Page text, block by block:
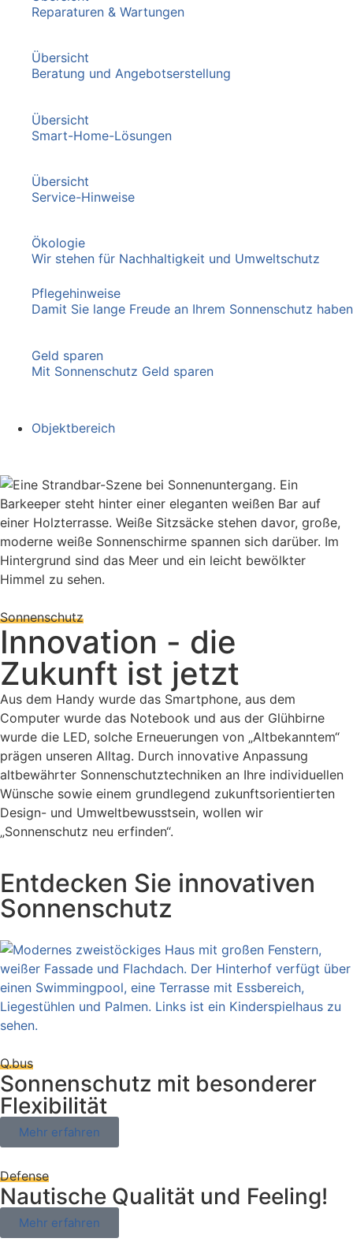
Reparaturen & Wartungen
Übersicht
Beratung und Angebotserstellung
Übersicht
Smart-Home-Lösungen
Übersicht
Service-Hinweise
Ökologie
Wir stehen für Nachhaltigkeit und Umweltschutz
Pflegehinweise
Damit Sie lange Freude an Ihrem Sonnenschutz haben
Geld sparen
Mit Sonnenschutz Geld sparen
Objektbereich
Sonnenschutz
Innovation - die
Zukunft ist jetzt
Aus dem Handy wurde das Smartphone, aus dem
Computer wurde das Notebook und aus der Glühbirne
wurde die LED, solche Erneuerungen von „Altbekanntem“
prägen unseren Alltag. Durch innovative Anpassung
altbewährter Sonnenschutztechniken an Ihre individuellen
Wünsche sowie einem grundlegend zukunftsorientierten
Design- und Umweltbewusstsein, wollen wir
„Sonnenschutz neu erfinden“.
Entdecken Sie innovativen
Sonnenschutz
Q.bus
Sonnenschutz mit besonderer
Flexibilität
Mehr erfahren
Defense
Nautische Qualität und Feeling!
Mehr erfahren